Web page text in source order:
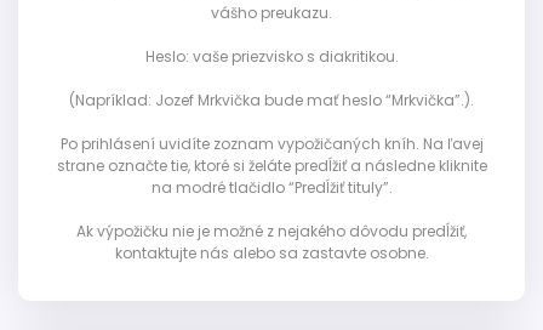
vášho preukazu.
Heslo: vaše priezvisko s diakritikou.
(Napríklad: Jozef Mrkvička bude mať heslo “Mrkvička”.).
Po prihlásení uvidíte zoznam vypožičaných kníh. Na ľavej
strane označte tie, ktoré si želáte predĺžiť a následne kliknite
na modré tlačidlo “Predĺžiť tituly”.
Ak výpožičku nie je možné z nejakého dôvodu predĺžiť,
kontaktujte nás alebo sa zastavte osobne.